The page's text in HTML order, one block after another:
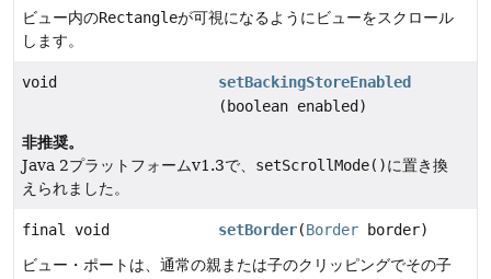
ビュー内のRectangleが可視になるようにビューをスクロール
します。
void
setBackingStoreEnabled
(boolean enabled)
非推奨。
Java 2プラットフォームv1.3で、 setScrollMode()に置き換
えられました。
final void setBorder(Border border)
ビュー・ポートは、通常の親または子のクリッピングでその子